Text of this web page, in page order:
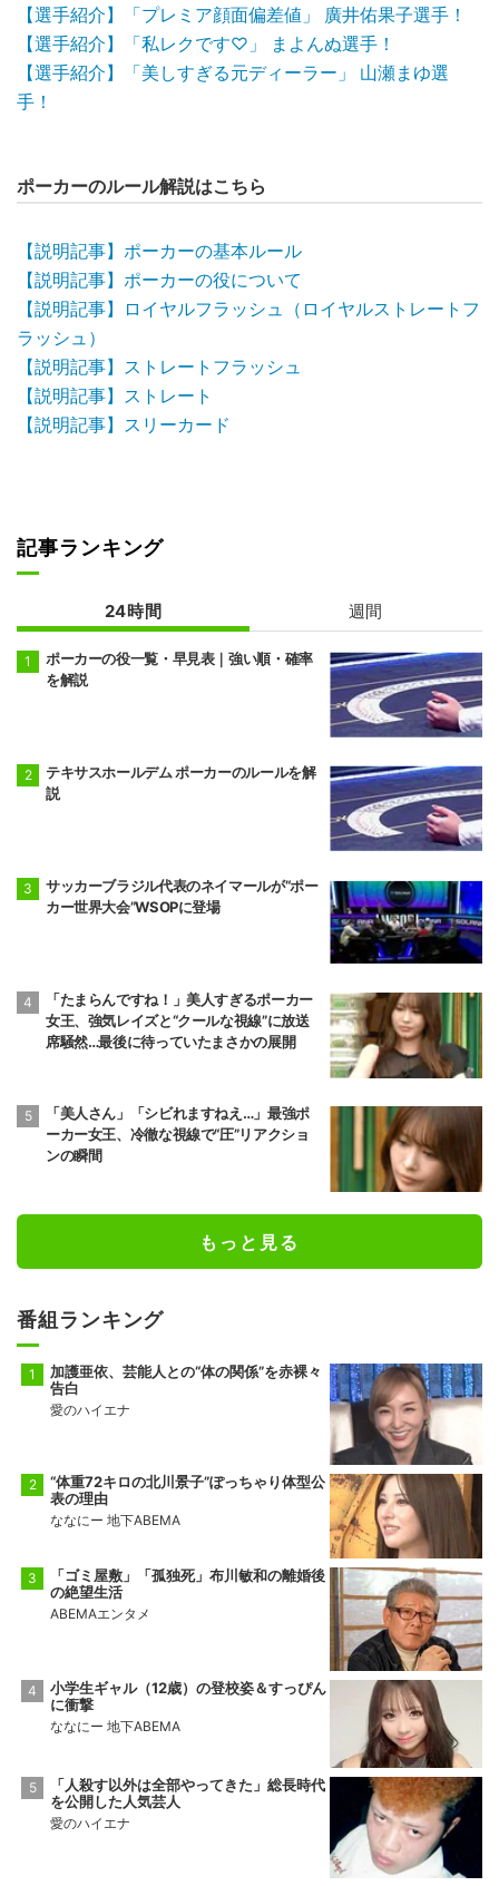
【選手紹介】「プレミア顔面偏差値」 廣井佑果子選手！
【選手紹介】「私レクです♡」 まよんぬ選手！
【選手紹介】「美しすぎる元ディーラー」 山瀬まゆ選
手！
ポーカーのルール解説はこちら
【説明記事】ポーカーの基本ルール
【説明記事】ポーカーの役について
【説明記事】ロイヤルフラッシュ（ロイヤルストレートフ
ラッシュ）
【説明記事】ストレートフラッシュ
【説明記事】ストレート
【説明記事】スリーカード
記事ランキング
24時間 週間
ポーカーの役一覧・早見表｜強い順・確率
を解説
テキサスホールデム ポーカーのルールを解
説
サッカーブラジル代表のネイマールが“ポー
カー世界大会”WSOPに登場
「たまらんですね！」美人すぎるポーカー
女王、強気レイズと“クールな視線”に放送
席騒然…最後に待っていたまさかの展開
「美人さん」「シビれますねえ…」最強ポ
ーカー女王、冷徹な視線で“圧”リアクショ
ンの瞬間
もっと見る
番組ランキング
加護亜依、芸能人との“体の関係”を赤裸々
告白
愛のハイエナ
“体重72キロの北川景子”ぽっちゃり体型公
表の理由
ななにー 地下ABEMA
「ゴミ屋敷」「孤独死」布川敏和の離婚後
の絶望生活
ABEMAエンタメ
小学生ギャル（12歳）の登校姿＆すっぴん
に衝撃
ななにー 地下ABEMA
「人殺す以外は全部やってきた」総長時代
を公開した人気芸人
愛のハイエナ